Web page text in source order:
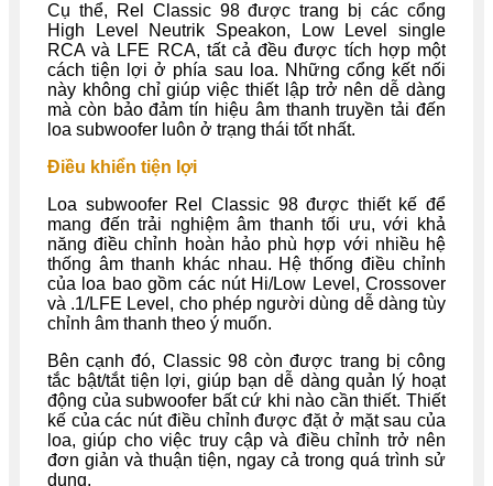
Cụ thể, Rel Classic 98 được trang bị các cổng
High Level Neutrik Speakon, Low Level single
RCA và LFE RCA, tất cả đều được tích hợp một
cách tiện lợi ở phía sau loa. Những cổng kết nối
này không chỉ giúp việc thiết lập trở nên dễ dàng
mà còn bảo đảm tín hiệu âm thanh truyền tải đến
loa subwoofer luôn ở trạng thái tốt nhất.
Điều khiển tiện lợi
Loa subwoofer Rel Classic 98 được thiết kế để
mang đến trải nghiệm âm thanh tối ưu, với khả
năng điều chỉnh hoàn hảo phù hợp với nhiều hệ
thống âm thanh khác nhau. Hệ thống điều chỉnh
của loa bao gồm các nút Hi/Low Level, Crossover
và .1/LFE Level, cho phép người dùng dễ dàng tùy
chỉnh âm thanh theo ý muốn.
Bên cạnh đó, Classic 98 còn được trang bị công
tắc bật/tắt tiện lợi, giúp bạn dễ dàng quản lý hoạt
động của subwoofer bất cứ khi nào cần thiết. Thiết
kế của các nút điều chỉnh được đặt ở mặt sau của
loa, giúp cho việc truy cập và điều chỉnh trở nên
đơn giản và thuận tiện, ngay cả trong quá trình sử
dụng.